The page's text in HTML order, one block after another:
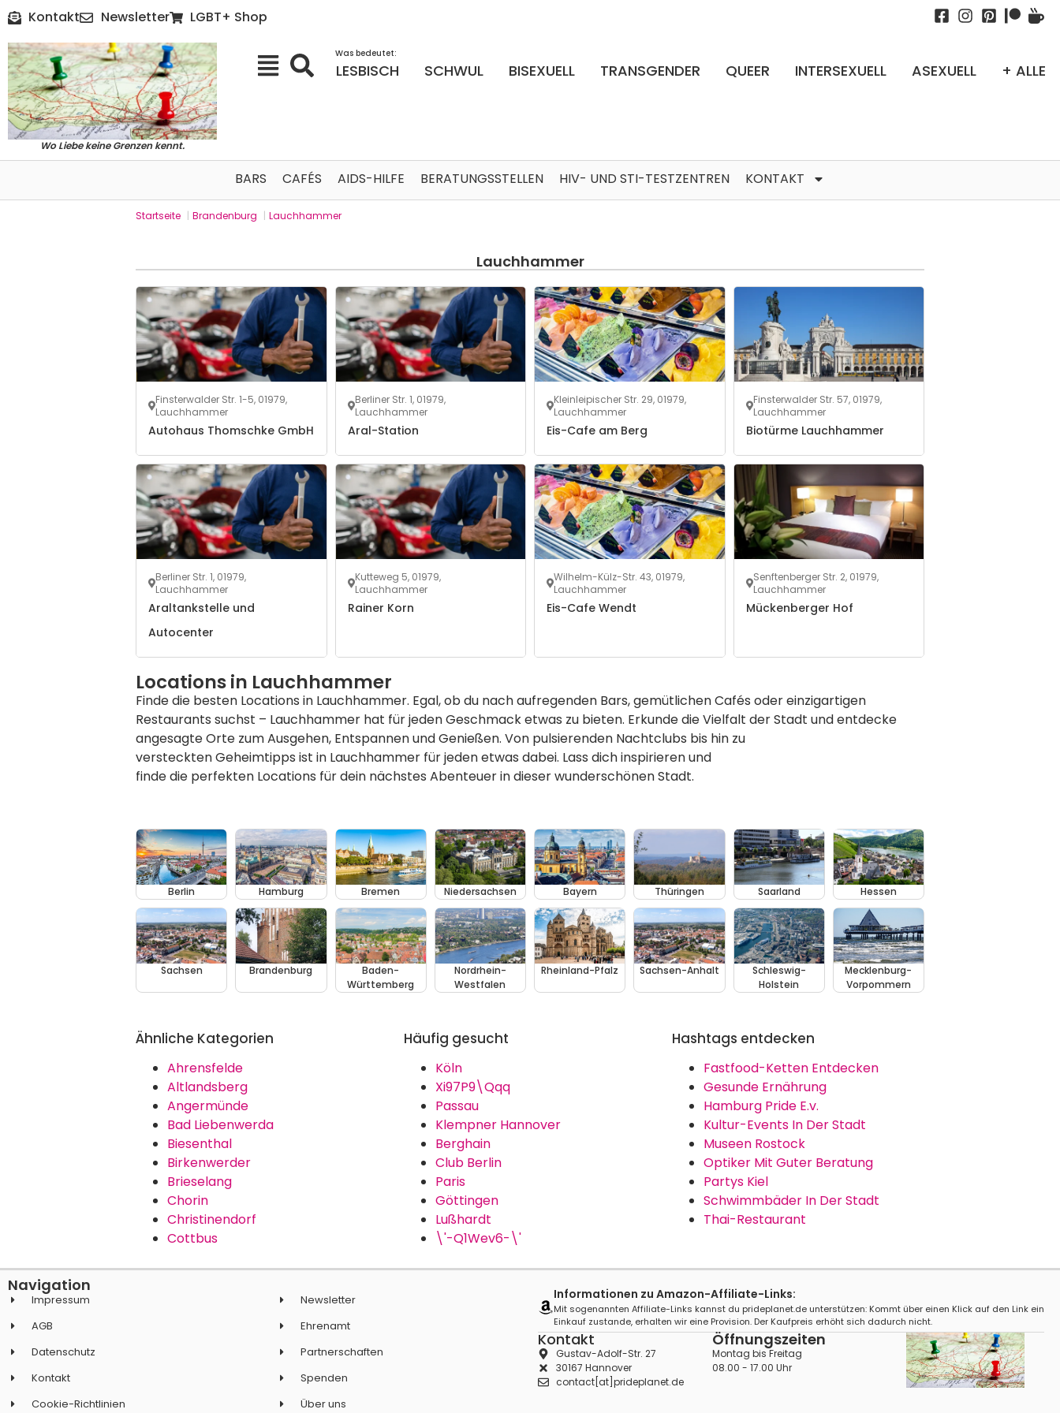
Kontakt Newsletter LGBT+ Shop
Wo Liebe keine Grenzen kennt.
Was bedeutet:
LESBISCH SCHWUL BISEXUELL TRANSGENDER QUEER INTERSEXUELL ASEXUELL + ALLE
BARS CAFÉS AIDS-HILFE BERATUNGSSTELLEN HIV- UND STI-TESTZENTREN KONTAKT
Startseite | Brandenburg | Lauchhammer
Lauchhammer
Finsterwalder Str. 1-5, 01979,
Lauchhammer
Autohaus Thomschke GmbH
Berliner Str. 1, 01979,
Lauchhammer
Aral-Station
Kleinleipischer Str. 29, 01979,
Lauchhammer
Eis-Cafe am Berg
Finsterwalder Str. 57, 01979,
Lauchhammer
Biotürme Lauchhammer
Berliner Str. 1, 01979,
Lauchhammer
Araltankstelle und
Autocenter
Kutteweg 5, 01979,
Lauchhammer
Rainer Korn
Wilhelm-Külz-Str. 43, 01979,
Lauchhammer
Eis-Cafe Wendt
Senftenberger Str. 2, 01979,
Lauchhammer
Mückenberger Hof
Locations in Lauchhammer
Finde die besten Locations in Lauchhammer. Egal, ob du nach aufregenden Bars, gemütlichen Cafés oder einzigartigen
Restaurants suchst – Lauchhammer hat für jeden Geschmack etwas zu bieten. Erkunde die Vielfalt der Stadt und entdecke
angesagte Orte zum Ausgehen, Entspannen und Genießen. Von pulsierenden Nachtclubs bis hin zu
versteckten Geheimtipps ist in Lauchhammer für jeden etwas dabei. Lass dich inspirieren und
finde die perfekten Locations für dein nächstes Abenteuer in dieser wunderschönen Stadt.
Berlin Hamburg Bremen Niedersachsen Bayern Thüringen Saarland Hessen
Sachsen Brandenburg
Baden-
Württemberg
Nordrhein-
Westfalen
Rheinland-Pfalz Sachsen-Anhalt
Schleswig-
Holstein
Mecklenburg-
Vorpommern
Ähnliche Kategorien
Ahrensfelde
Altlandsberg
Angermünde
Bad Liebenwerda
Biesenthal
Birkenwerder
Brieselang
Chorin
Christinendorf
Cottbus
Häufig gesucht
Köln
Xi97P9\Qqq
Passau
Klempner Hannover
Berghain
Club Berlin
Paris
Göttingen
Lußhardt
\'-Q1Wev6-\'
Hashtags entdecken
Fastfood-Ketten Entdecken
Gesunde Ernährung
Hamburg Pride E.v.
Kultur-Events In Der Stadt
Museen Rostock
Optiker Mit Guter Beratung
Partys Kiel
Schwimmbäder In Der Stadt
Thai-Restaurant
Navigation
Impressum
AGB
Datenschutz
Kontakt
Cookie-Richtlinien
Newsletter
Ehrenamt
Partnerschaften
Spenden
Über uns
Informationen zu Amazon-Affiliate-Links:
Mit sogenannten Affiliate-Links kannst du prideplanet.de unterstützen: Kommt über einen Klick auf den Link ein
Einkauf zustande, erhalten wir eine Provision. Der Kaufpreis erhöht sich dadurch nicht.
Kontakt
Gustav-Adolf-Str. 27
30167 Hannover
contact[at]prideplanet.de
Öffnungszeiten
Montag bis Freitag
08.00 - 17.00 Uhr